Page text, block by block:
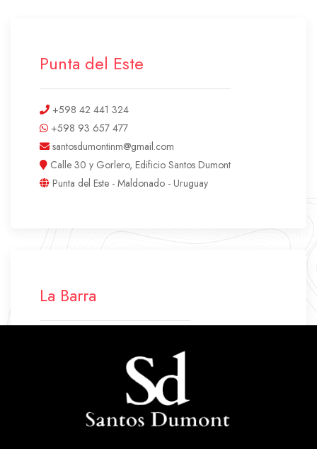
Punta del Este
+598 42 441 324
+598 93 657 477
santosdumontinm@gmail.com
Calle 30 y Gorlero, Edificio Santos Dumont
Punta del Este - Maldonado - Uruguay
La Barra
+598 94 640 045
labarra.santosdumont@gmail.com
Ruta 10 Parada 43
La Barra - Maldonado - Uruguay